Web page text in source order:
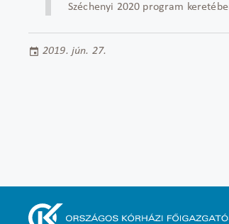
Széchenyi 2020 program
2019. jún. 27.